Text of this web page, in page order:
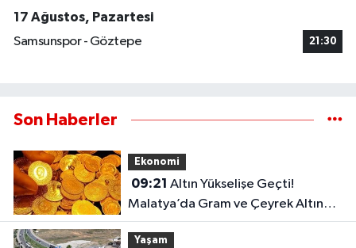
17 Ağustos, Pazartesi
Samsunspor - Göztepe
21:30
Son Haberler
Ekonomi
09:21
Malatya’da Gram ve Çeyrek Altın
Fiyatları Şaşırttı
Yaşam